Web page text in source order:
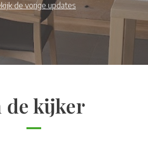
de vorige updates
de kijker